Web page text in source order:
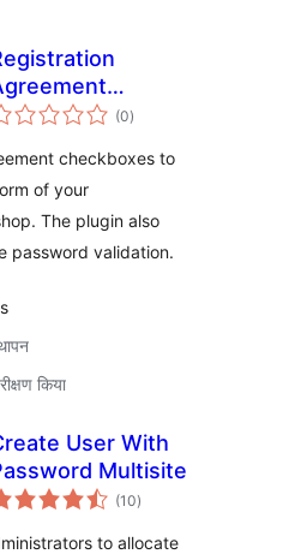
and/or
(0कुल
दर)
checkboxes to
of your
The plugin also
password validation.
किया
User With
Multisite
(10कुल
दर)
to allocate